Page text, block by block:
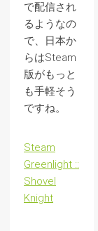
で配信され
るようなの
で、日本か
らはSteam
版がもっと
も手軽そう
ですね。
Steam
Greenlight ::
Shovel
Knight